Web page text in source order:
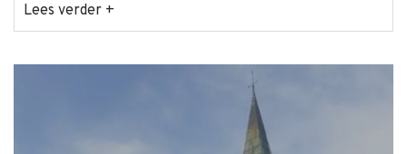
Lees verder +